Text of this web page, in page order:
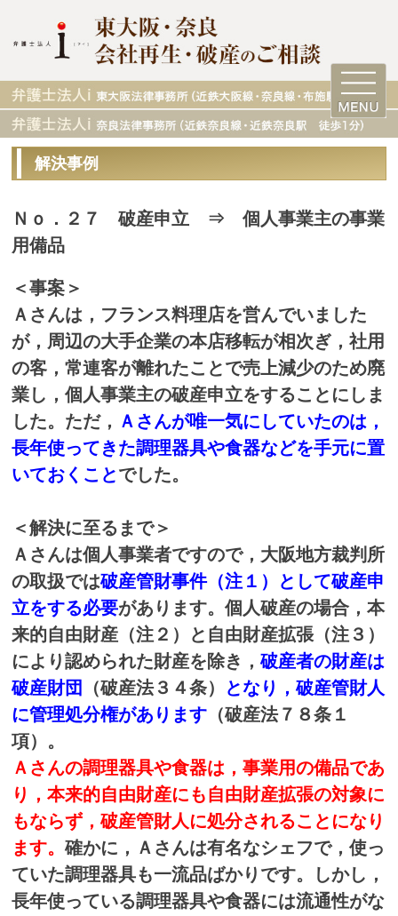
解決事例
Ｎｏ．２７ 破産申立 ⇒ 個人事業主の事業
用備品
＜事案＞
Ａさんは，フランス料理店を営んでいました
が，周辺の大手企業の本店移転が相次ぎ，社用
の客，常連客が離れたことで売上減少のため廃
業し，個人事業主の破産申立をすることにしま
した。ただ， Ａさんが唯一気にしていたのは，
長年使ってきた調理器具や食器などを手元に置
いておくことでした。
＜解決に至るまで＞
Ａさんは個人事業者ですので，大阪地方裁判所
の取扱では破産管財事件（注１）として破産申
立をする必要があります。個人破産の場合，本
来的自由財産（注２）と自由財産拡張（注３）
により認められた財産を除き，破産者の財産は
破産財団
（破産法３４条）
となり，破産管財人
に管理処分権があります （破産法７８条１
項）。
Ａさんの調理器具や食器は，事業用の備品であ
り，本来的自由財産にも自由財産拡張の対象に
もならず，破産管財人に処分されることになり
ます。確かに，Ａさんは有名なシェフで，使っ
ていた調理器具も一流品ばかりです。しかし，
長年使っている調理器具や食器には流通性がな